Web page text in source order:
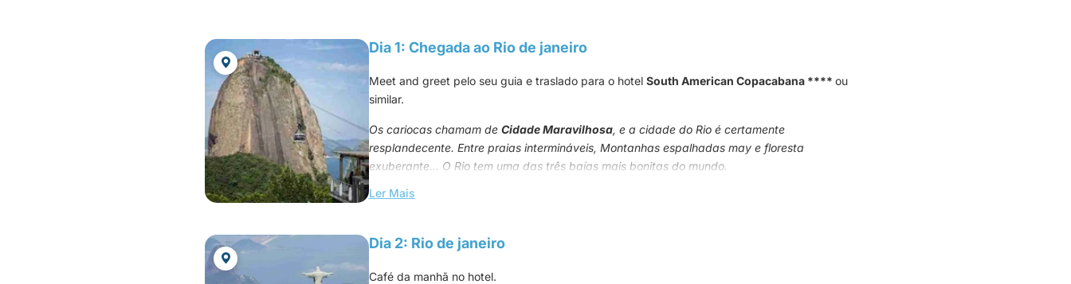
Dia 1: Chegada ao Rio de janeiro
Meet and greet pelo seu guia e traslado para o hotel South American Copacabana **** ou
similar.
Os cariocas chamam de Cidade Maravilhosa, e a cidade do Rio é certamente
resplandecente. Entre praias intermináveis, Montanhas espalhadas may e floresta
exuberante... O Rio tem uma das três baías mais bonitas do mundo.
Jantar em um restaurante local.
Ler Mais
Dia 2: Rio de janeiro
Café da manhã no hotel.